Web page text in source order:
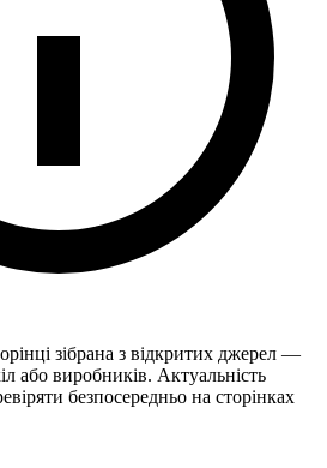
зібрана з відкритих джерел —
або виробників. Актуальність
безпосередньо на сторінках